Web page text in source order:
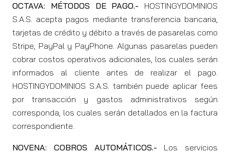
OCTAVA: MÉTODOS DE PAGO.- HOSTINGYDOMINIOS
S.A.S. acepta pagos mediante transferencia bancaria,
tarjetas de crédito y débito a través de pasarelas como
Stripe, PayPal y PayPhone. Algunas pasarelas pueden
cobrar costos operativos adicionales, los cuales serán
informados al cliente antes de realizar el pago.
HOSTINGYDOMINIOS S.A.S. también puede aplicar fees
por transacción y gastos administrativos según
corresponda, los cuales serán detallados en la factura
correspondiente.
NOVENA: COBROS AUTOMÁTICOS.- Los servicios